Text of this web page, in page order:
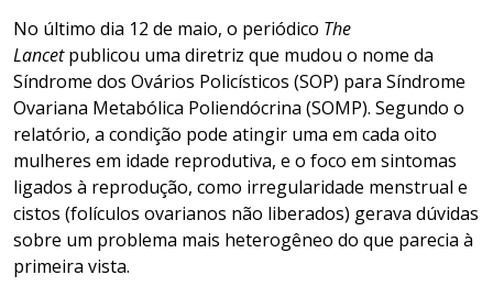
No último dia 12 de maio, o periódico The
Lancetpublicou uma diretriz que mudou o nome da
Síndrome dos Ovários Policísticos (SOP) para Síndrome
Ovariana Metabólica Poliendócrina (SOMP). Segundo o
relatório, a condição pode atingir uma em cada oito
mulheres em idade reprodutiva, e o foco em sintomas
ligados à reprodução, como irregularidade menstrual e
cistos (folículos ovarianos não liberados) gerava dúvidas
sobre um problema mais heterogêneo do que parecia à
primeira vista.